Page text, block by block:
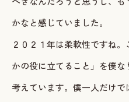
かなと感じていました。
２０２１年は柔軟性ですね
かの役に立てること」を僕
考えています。僕一人だけ